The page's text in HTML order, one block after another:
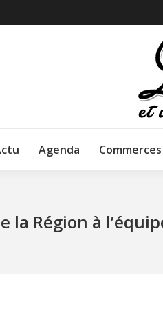
Agenda Commerces
la Région à